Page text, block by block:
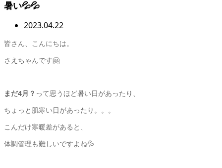
暑い💦💦
2023.04.22
皆さん、こんにちは。
さえちゃんです🤗
まだ4月？ って思うほど暑い日があったり、
ちょっと肌寒い日があったり。。。
こんだけ寒暖差があると、
体調管理も難しいですよね💦